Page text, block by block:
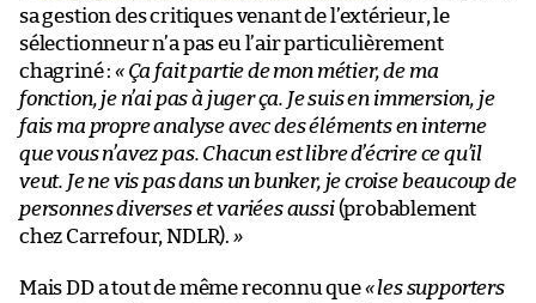
sa gestion des critiques venant de l’extérieur, le
sélectionneur n’a pas eu l’air particulièrement
chagriné :« Ça fait partie de mon métier, de ma
fonction, je n’ai pas à juger ça. Je suis en immersion, je
fais ma propre analyse avec des éléments en interne
que vous n’avez pas. Chacun est libre d’écrire ce qu’il
veut. Je ne vis pas dans un bunker, je croise beaucoup de
personnes diverses et variées aussi(probablement
chez Carrefour, NDLR). »
Mais DD a tout de même reconnu que« les supporters